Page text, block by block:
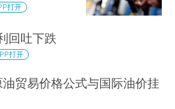
打开
回吐下跌
打开
贸易价格公式与国际油价挂